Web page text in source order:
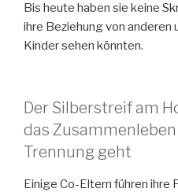
Bis heute haben sie keine
ihre Beziehung von anderen
Kinder sehen könnten.
Der Silberstreif am
das
Trennung geht
Einige Co-Eltern führen